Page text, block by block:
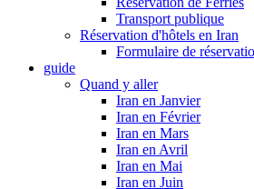
Transport publique
Réservation d'hôtels en Iran
Formulaire de
guide
Quand y aller
Iran en Janvier
Iran en Février
Iran en Mars
Iran en Avril
Iran en Mai
Iran en Juin